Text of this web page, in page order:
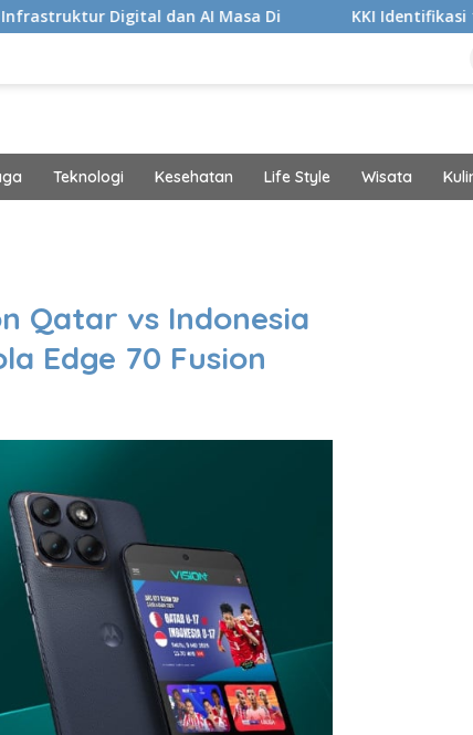
dan AI Masa Di KKI Identifikasi 10 Fasilitas
Teknologi Kesehatan Life Style Wisata
Qatar vs Indonesia
Edge 70 Fusion